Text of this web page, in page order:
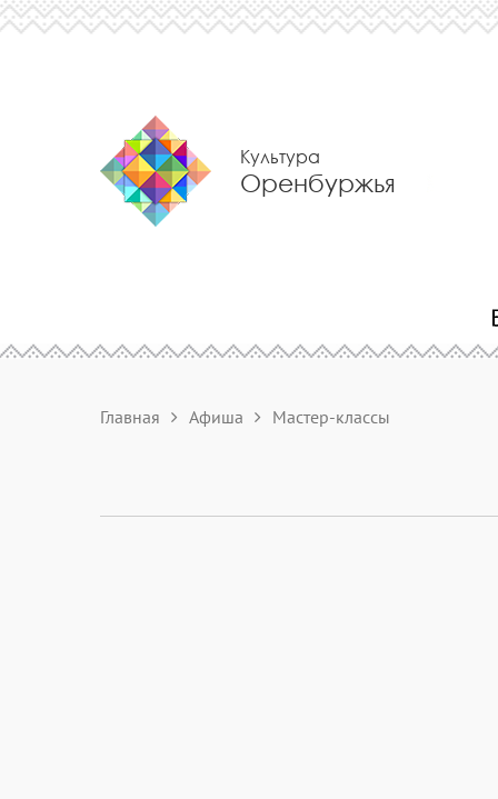
Культура
Оренбуржья
Главная Афиша Мастер-классы